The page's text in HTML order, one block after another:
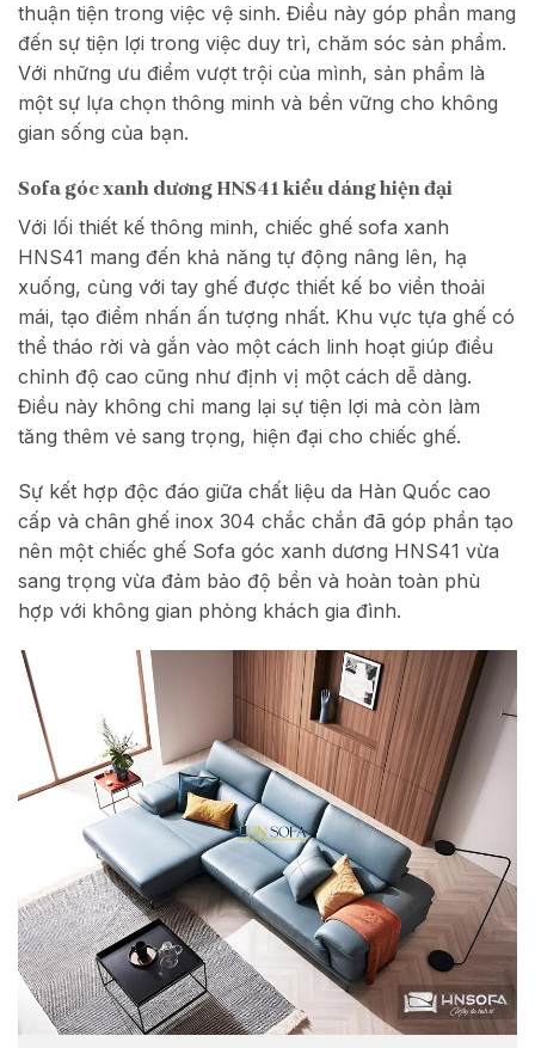
thuận tiện trong việc vệ sinh. Điều này góp phần mang
đến sự tiện lợi trong việc duy trì, chăm sóc sản phẩm.
Với những ưu điểm vượt trội của mình, sản phẩm là
một sự lựa chọn thông minh và bền vững cho không
gian sống của bạn.
Sofa góc xanh dương HNS41 kiểu dáng hiện đại
Với lối thiết kế thông minh, chiếc ghế sofa xanh
HNS41 mang đến khả năng tự động nâng lên, hạ
xuống, cùng với tay ghế được thiết kế bo viền thoải
mái, tạo điểm nhấn ấn tượng nhất. Khu vực tựa ghế có
thể tháo rời và gắn vào một cách linh hoạt giúp điều
chỉnh độ cao cũng như định vị một cách dễ dàng.
Điều này không chỉ mang lại sự tiện lợi mà còn làm
tăng thêm vẻ sang trọng, hiện đại cho chiếc ghế.
Sự kết hợp độc đáo giữa chất liệu da Hàn Quốc cao
cấp và chân ghế inox 304 chắc chắn đã góp phần tạo
nên một chiếc ghế Sofa góc xanh dương HNS41 vừa
sang trọng vừa đảm bảo độ bền và hoàn toàn phù
hợp với không gian phòng khách gia đình.